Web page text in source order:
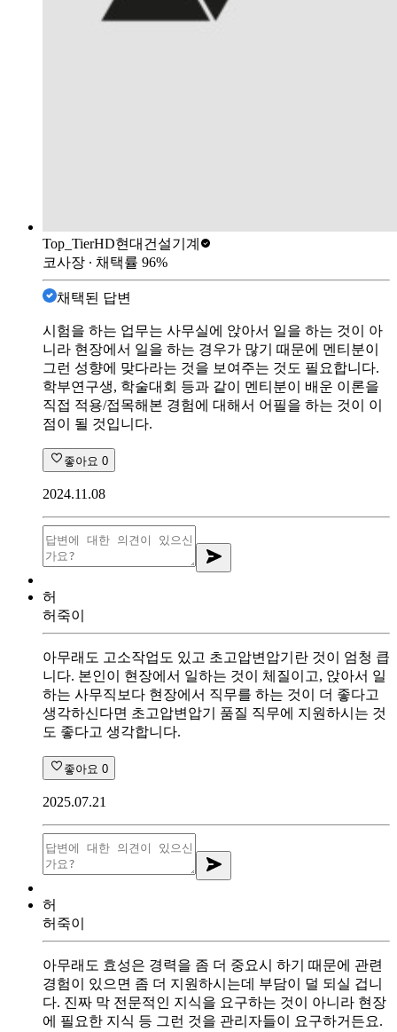
Top_TierHD현대건설기계
코사장 ∙ 채택률 96%
채택된 답변
시험을 하는 업무는 사무실에 앉아서 일을 하는 것이 아
니라 현장에서 일을 하는 경우가 많기 때문에 멘티분이
그런 성향에 맞다라는 것을 보여주는 것도 필요합니다.
학부연구생, 학술대회 등과 같이 멘티분이 배운 이론을
직접 적용/접목해본 경험에 대해서 어필을 하는 것이 이
점이 될 것입니다.
좋아요 0
2024.11.08
허
허죽이
아무래도 고소작업도 있고 초고압변압기란 것이 엄청 큽
니다. 본인이 현장에서 일하는 것이 체질이고, 앉아서 일
하는 사무직보다 현장에서 직무를 하는 것이 더 좋다고
생각하신다면 초고압변압기 품질 직무에 지원하시는 것
도 좋다고 생각합니다.
좋아요 0
2025.07.21
허
허죽이
아무래도 효성은 경력을 좀 더 중요시 하기 때문에 관련
경험이 있으면 좀 더 지원하시는데 부담이 덜 되실 겁니
다. 진짜 막 전문적인 지식을 요구하는 것이 아니라 현장
에 필요한 지식 등 그런 것을 관리자들이 요구하거든요.